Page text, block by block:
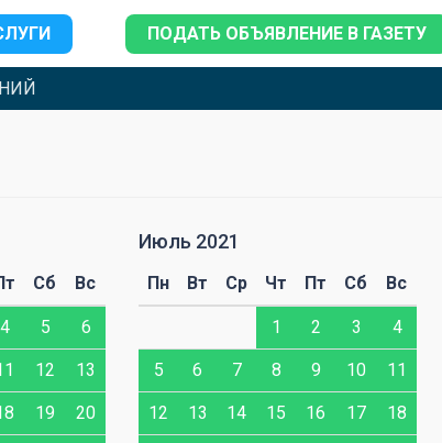
ПОДАТЬ ОБЪЯВЛЕНИЕ В ГАЗЕТУ
Сб Вс
4 5 6
12 13
19 20
Июль 2021
Пн Вт Ср Чт Пт Сб Вс
1 2 3 4
5 6 7 8 9 10 11
12 13 14 15 16 17 18